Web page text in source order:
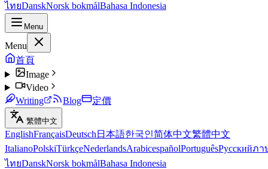
ไทยDanskNorsk bokmålBahasa Indonesia
Menu
Menu
首頁
Image
Video
Writing
Blog 定價
繁體中文
EnglishFrançaisDeutsch 日本語한국인简体中文繁體中文
ItalianoPolskiTürkçeNederlandsArabicespañolPortuguêsРусскийภา
ไทยDanskNorsk bokmålBahasa Indonesia